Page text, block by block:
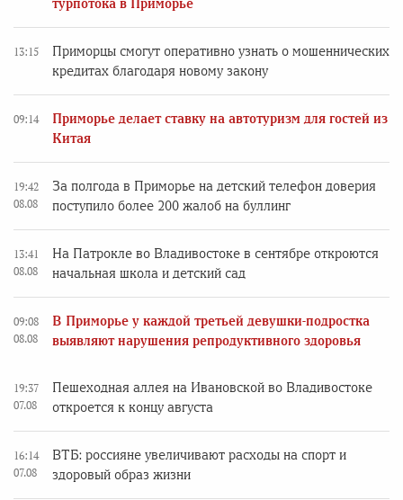
турпотока в Приморье
13:15
Приморцы смогут оперативно узнать о мошеннических
кредитах благодаря новому закону
09:14
Приморье делает ставку на автотуризм для гостей из
Китая
19:42
08.08
За полгода в Приморье на детский телефон доверия
поступило более 200 жалоб на буллинг
13:41
08.08
На Патрокле во Владивостоке в сентябре откроются
начальная школа и детский сад
09:08
08.08
В Приморье у каждой третьей девушки-подростка
выявляют нарушения репродуктивного здоровья
19:37
07.08
Пешеходная аллея на Ивановской во Владивостоке
откроется к концу августа
16:14
07.08
ВТБ: россияне увеличивают расходы на спорт и
здоровый образ жизни